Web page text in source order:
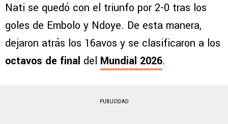
Nati se quedó con el triunfo por 2-0 tras los
goles de Embolo y Ndoye. De esta manera,
dejaron atrás los 16avos y se clasificaron a los
octavos de final del Mundial 2026.
PUBLICIDAD